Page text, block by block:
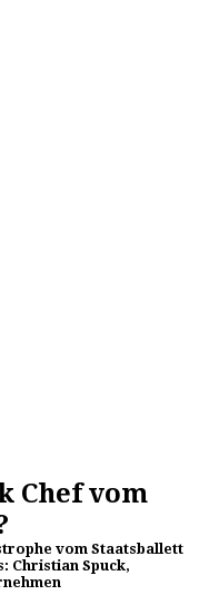
Chef vom
vom Staatsballett
Christian Spuck,